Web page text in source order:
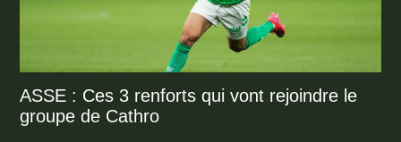
ASSE : Ces 3 renforts qui vont rejoindre le
groupe de Cathro